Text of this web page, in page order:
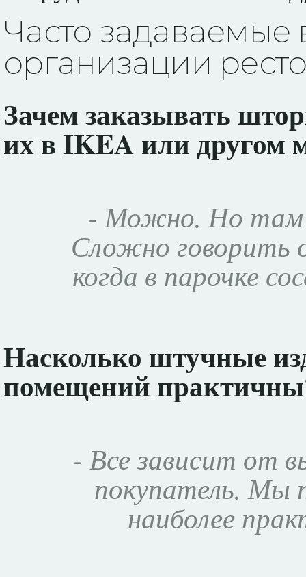
Часто
организации
Зачем заказывать
их в IKEA или другом
- Можно. Но там
Сложно говорить
когда в парочке
Насколько штучные
помещений
- Все зависит от
покупатель. Мы
наиболее